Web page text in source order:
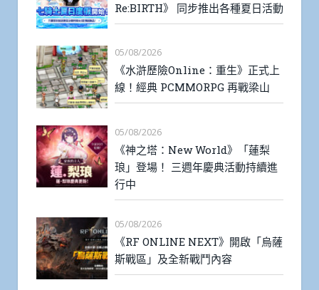
Re:BIRTH》 同步推出各種夏日活動
05/08/2026
《水滸歷險Online：重生》正式上
線！經典 PCMMORPG 再戰梁山
05/08/2026
《神之塔：New World》「蓮梨
琅」登場！ 三週年慶典活動持續進
行中
05/08/2026
《RF ONLINE NEXT》開啟「烏薩
斯戰區」及全新戰鬥內容